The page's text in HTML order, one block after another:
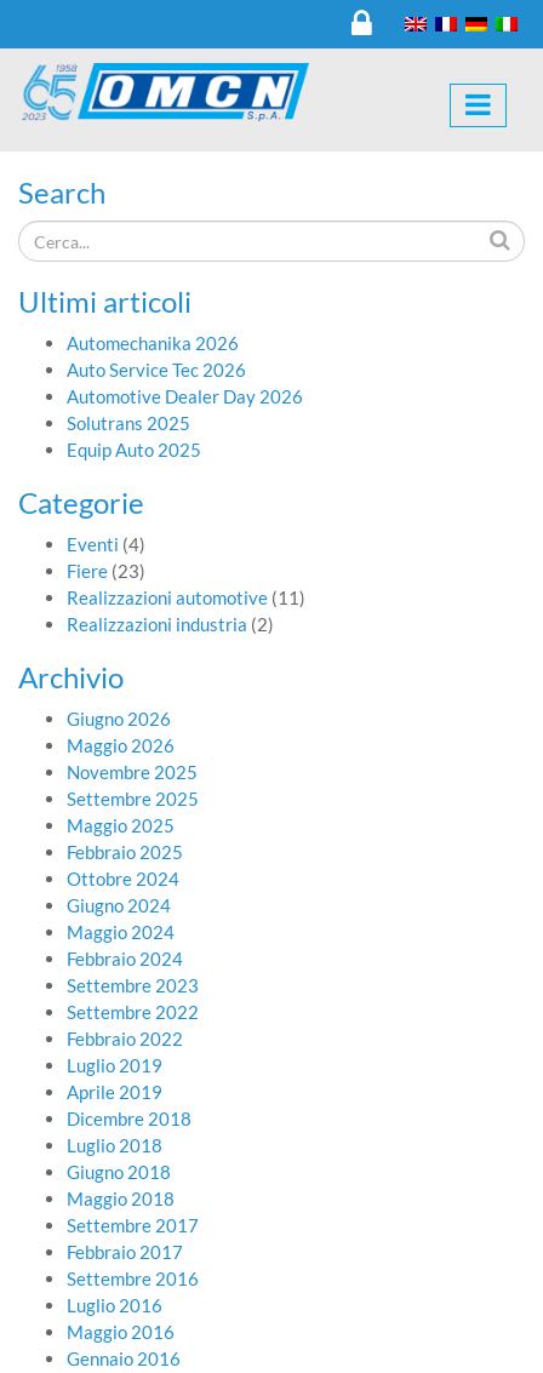
Search
Ultimi articoli
Automechanika 2026
Auto Service Tec 2026
Automotive Dealer Day 2026
Solutrans 2025
Equip Auto 2025
Categorie
Eventi (4)
Fiere (23)
Realizzazioni automotive (11)
Realizzazioni industria (2)
Archivio
Giugno 2026
Maggio 2026
Novembre 2025
Settembre 2025
Maggio 2025
Febbraio 2025
Ottobre 2024
Giugno 2024
Maggio 2024
Febbraio 2024
Settembre 2023
Settembre 2022
Febbraio 2022
Luglio 2019
Aprile 2019
Dicembre 2018
Luglio 2018
Giugno 2018
Maggio 2018
Settembre 2017
Febbraio 2017
Settembre 2016
Luglio 2016
Maggio 2016
Gennaio 2016